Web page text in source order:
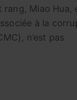
rang, Miao Hua,
à la
n’est pas